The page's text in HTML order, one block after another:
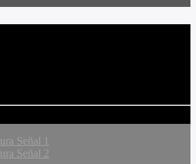
Señal 1
Señal 2